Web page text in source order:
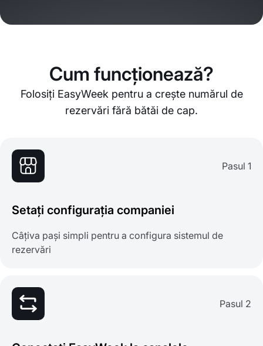
Cum funcționează?
Folosiți EasyWeek pentru a crește numărul de
rezervări fără bătăi de cap.
Pasul 1
Setați configurația companiei
Câțiva pași simpli pentru a configura sistemul de
rezervări
Pasul 2